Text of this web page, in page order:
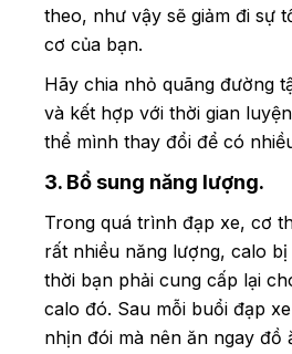
theo, như vậy sẽ giảm đi sự
cơ của bạn.
Hãy chia nhỏ quãng đường
và kết hợp với thời gian
thể mình thay đổi để có
3. Bổ sung năng lượng.
Trong quá trình đạp xe, cơ
rất nhiều năng lượng, calo
thời bạn phải cung cấp lại
calo đó. Sau mỗi buổi đạp
nhịn đói mà nên ăn ngay đồ